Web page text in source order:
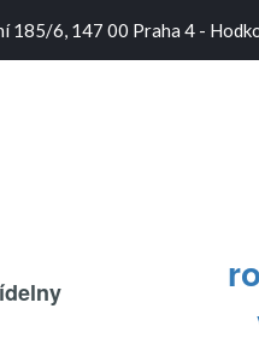
185/6, 147 00 Praha 4 -